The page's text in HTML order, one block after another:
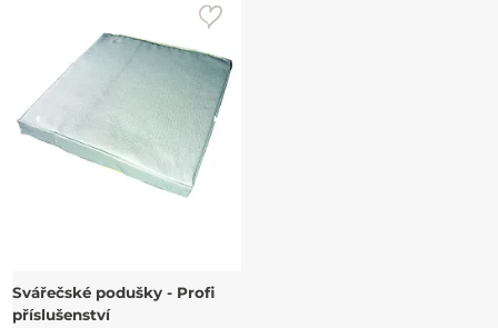
Svářečské podušky - Profi
příslušenství